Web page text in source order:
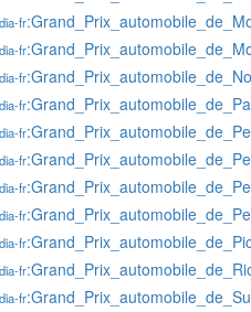
fr
fr
fr
fr
fr
fr
fr
fr
fr
fr
fr